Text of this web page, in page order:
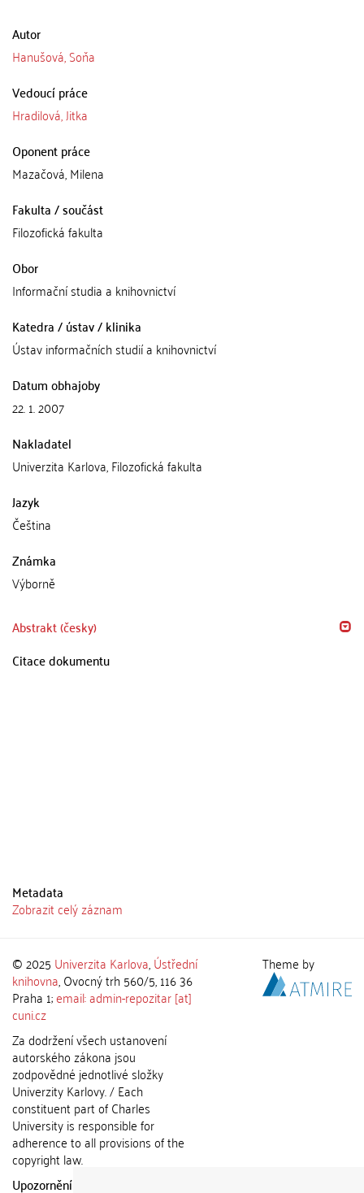
Autor
Hanušová, Soňa
Vedoucí práce
Hradilová, Jitka
Oponent práce
Mazačová, Milena
Fakulta / součást
Filozofická fakulta
Obor
Informační studia a knihovnictví
Katedra / ústav / klinika
Ústav informačních studií a knihovnictví
Datum obhajoby
22. 1. 2007
Nakladatel
Univerzita Karlova, Filozofická fakulta
Jazyk
Čeština
Známka
Výborně
Abstrakt (česky)
Citace dokumentu
Metadata
Zobrazit celý záznam
© 2025 Univerzita Karlova,Ústřední
knihovna, Ovocný trh 560/5, 116 36
Praha 1;email: admin-repozitar [at]
cuni.cz
Za dodržení všech ustanovení
autorského zákona jsou
zodpovědné jednotlivé složky
Univerzity Karlovy. / Each
constituent part of Charles
University is responsible for
adherence to all provisions of the
copyright law.
Upozornění / Notice:
Theme by